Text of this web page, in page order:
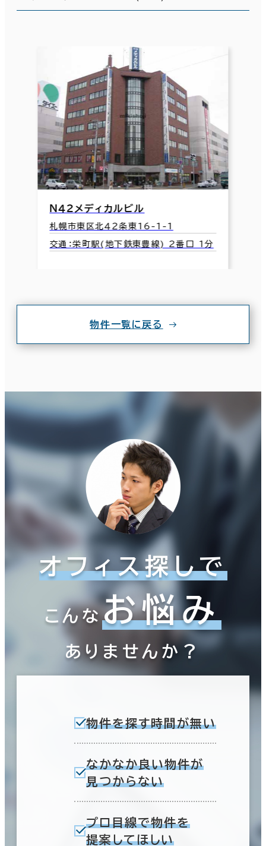
Ｎ４２メディカルビル
札幌市東区北４２条東16-1-1
交通：栄町駅(地下鉄東豊線) 2番口 1分
物件一覧に戻る
オフィス探しで
こんなお悩み
ありませんか？
物件を探す時間が無い
なかなか良い物件が
見つからない
プロ目線で物件を
提案してほしい